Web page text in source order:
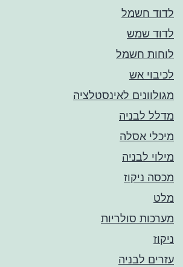
לדוד חשמל
לדוד שמש
לוחות חשמל
לכיבוי אש
מגולוונים לאינסטלציה
מדלל לבניה
מיכלי אסלה
מילוי לבניה
מכסה ניקוז
מלט
מערכות סולריות
ניקוז
עזרים לבניה